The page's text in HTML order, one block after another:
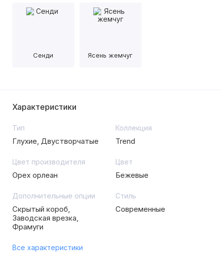
Сенди Ясень жемчуг
Характеристики
Тип
Глухие, Двустворчатые
Коллекция
Trend
Цвет производителя
Орех орлеан
Цвет
Бежевые
Дополнительные опции
Скрытый короб,
Заводская врезка,
Фрамуги
Стиль
Современные
Все характеристики